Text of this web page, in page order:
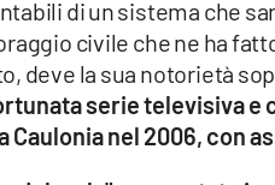
di un sistema che
civile che ne ha
deve la sua notorietà
serie televisiva e
Caulonia nel 2006, con